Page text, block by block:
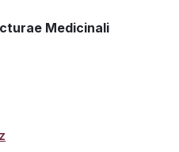
Medicinali